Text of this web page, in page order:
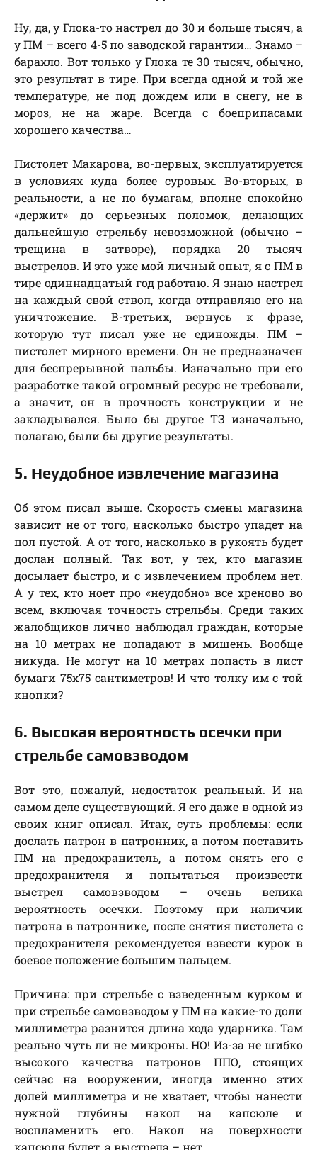
Ну, да, у Глока-то настрел до 30 и больше тысяч, а
у ПМ – всего 4-5 по заводской гарантии… Знамо –
барахло. Вот только у Глока те 30 тысяч, обычно,
это результат в тире. При всегда одной и той же
температуре, не под дождем или в снегу, не в
мороз, не на жаре. Всегда с боеприпасами
хорошего качества…
Пистолет Макарова, во-первых, эксплуатируется
в условиях куда более суровых. Во-вторых, в
реальности, а не по бумагам, вполне спокойно
«держит» до серьезных поломок, делающих
дальнейшую стрельбу невозможной (обычно –
трещина в затворе), порядка 20 тысяч
выстрелов. И это уже мой личный опыт, я с ПМ в
тире одиннадцатый год работаю. Я знаю настрел
на каждый свой ствол, когда отправляю его на
уничтожение. В-третьих, вернусь к фразе,
которую тут писал уже не единожды. ПМ –
пистолет мирного времени. Он не предназначен
для беспрерывной пальбы. Изначально при его
разработке такой огромный ресурс не требовали,
а значит, он в прочность конструкции и не
закладывался. Было бы другое ТЗ изначально,
полагаю, были бы другие результаты.
5. Неудобное извлечение магазина
Об этом писал выше. Скорость смены магазина
зависит не от того, насколько быстро упадет на
пол пустой. А от того, насколько в рукоять будет
дослан полный. Так вот, у тех, кто магазин
досылает быстро, и с извлечением проблем нет.
А у тех, кто ноет про «неудобно» все хреново во
всем, включая точность стрельбы. Среди таких
жалобщиков лично наблюдал граждан, которые
на 10 метрах не попадают в мишень. Вообще
никуда. Не могут на 10 метрах попасть в лист
бумаги 75х75 сантиметров! И что толку им с той
кнопки?
6. Высокая вероятность осечки при
стрельбе самовзводом
Вот это, пожалуй, недостаток реальный. И на
самом деле существующий. Я его даже в одной из
своих книг описал. Итак, суть проблемы: если
дослать патрон в патронник, а потом поставить
ПМ на предохранитель, а потом снять его с
предохранителя и попытаться произвести
выстрел самовзводом – очень велика
вероятность осечки. Поэтому при наличии
патрона в патроннике, после снятия пистолета с
предохранителя рекомендуется взвести курок в
боевое положение большим пальцем.
Причина: при стрельбе с взведенным курком и
при стрельбе самовзводом у ПМ на какие-то доли
миллиметра разнится длина хода ударника. Там
реально чуть ли не микроны. НО! Из-за не шибко
высокого качества патронов ППО, стоящих
сейчас на вооружении, иногда именно этих
долей миллиметра и не хватает, чтобы нанести
нужной глубины накол на капсюле и
воспламенить его. Накол на поверхности
капсюля будет, а выстрела – нет.